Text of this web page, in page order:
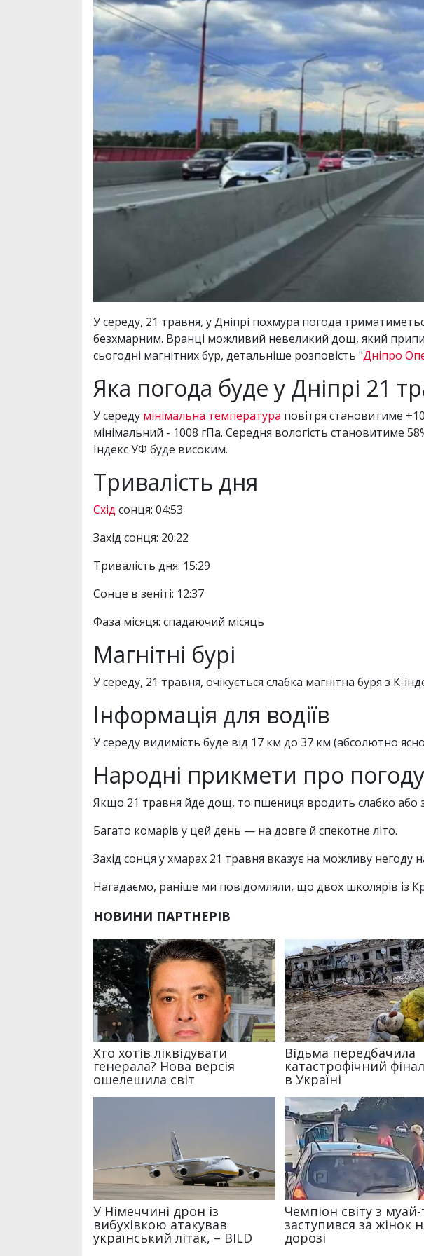
У середу, 21 травня, у Дніпрі похмура погода
безхмарним. Вранці можливий невеликий дощ, який
сьогодні магнітних бур, детальніше розповість "Дніпро
Яка погода буде у Дніпрі 21
У середу мінімальна температура повітря становитиме
мінімальний - 1008 гПа. Середня вологість становитиме
Індекс УФ буде високим.
Тривалість дня
Схід сонця: 04:53
Захід сонця: 20:22
Тривалість дня: 15:29
Сонце в зеніті: 12:37
Фаза місяця: спадаючий місяць
Магнітні бурі
У середу, 21 травня, очікується слабка магнітна буря з К-
Інформація для водіїв
У середу видимість буде від 17 км до 37 км (абсолютно
Народні прикмети про
Якщо 21 травня йде дощ, то пшениця вродить слабко або
Багато комарів у цей день — на довге й спекотне літо.
Захід сонця у хмарах 21 травня вказує на можливу негоду
Нагадаємо, раніше ми повідомляли, що двох школярів із